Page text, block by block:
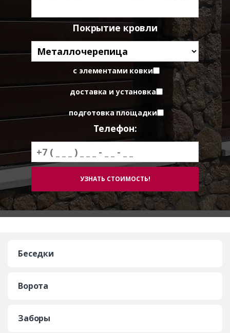
Покрытие кровли
с элементами ковки
доставка и установка
подготовка площадки
Телефон:
Беседки
Ворота
Заборы